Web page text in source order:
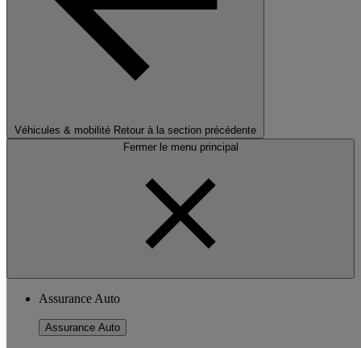
Véhicules & mobilité Retour à la section précédente
Fermer le menu principal
Assurance Auto
Assurance Auto